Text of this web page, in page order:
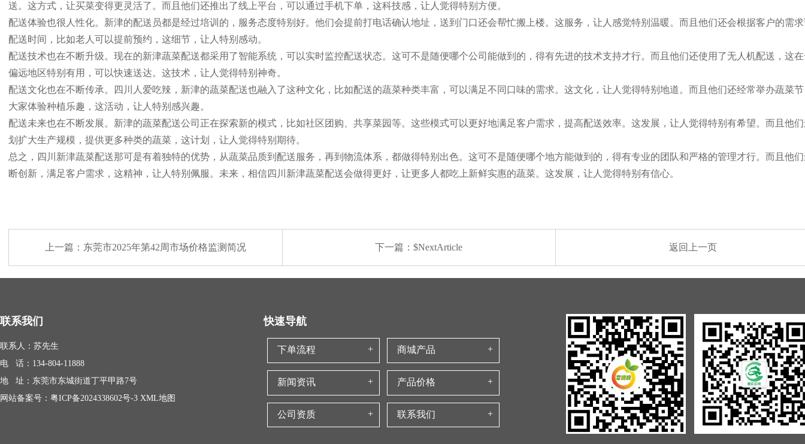
送。这方式，让买菜变得更灵活了。而且他们还推出了线上平台，可以通过手机下单，这科技感，让人觉得特别方便。
配送体验也很人性化。新津的配送员都是经过培训的，服务态度特别好。他们会提前打电话确认地址，送到门口还会帮忙搬上楼。这服务，让人感觉特别温暖。而且他们还会根据客户的需
配送时间，比如老人可以提前预约，这细节，让人特别感动。
配送技术也在不断升级。现在的新津蔬菜配送都采用了智能系统，可以实时监控配送状态。这可不是随便哪个公司能做到的，得有先进的技术支持才行。而且他们还使用了无人机配送，这
偏远地区特别有用，可以快速送达。这技术，让人觉得特别神奇。
配送文化也在不断传承。四川人爱吃辣，新津的蔬菜配送也融入了这种文化，比如配送的蔬菜种类丰富，可以满足不同口味的需求。这文化，让人觉得特别地道。而且他们还经常举办蔬菜
大家体验种植乐趣，这活动，让人特别感兴趣。
配送未来也在不断发展。新津的蔬菜配送公司正在探索新的模式，比如社区团购、共享菜园等。这些模式可以更好地满足客户需求，提高配送效率。这发展，让人觉得特别有希望。而且他
划扩大生产规模，提供更多种类的蔬菜，这计划，让人觉得特别期待。
总之，四川新津蔬菜配送那可是有着独特的优势，从蔬菜品质到配送服务，再到物流体系，都做得特别出色。这可不是随便哪个地方能做到的，得有专业的团队和严格的管理才行。而且他
断创新，满足客户需求，这精神，让人特别佩服。未来，相信四川新津蔬菜配送会做得更好，让更多人都吃上新鲜实惠的蔬菜。这发展，让人觉得特别有信心。
上一篇： 东莞市2025年第42周市场价格监测简况 下一篇：$NextArticle 返回上一页
联系我们
联系人：苏先生
电 话：134-804-11888
地 址：东莞市东城街道丁平甲路7号
网站备案号： 粤ICP备2024338602号-3 XML地图
快速导航
下单流程 商城产品
新闻资讯 产品价格
公司资质 联系我们